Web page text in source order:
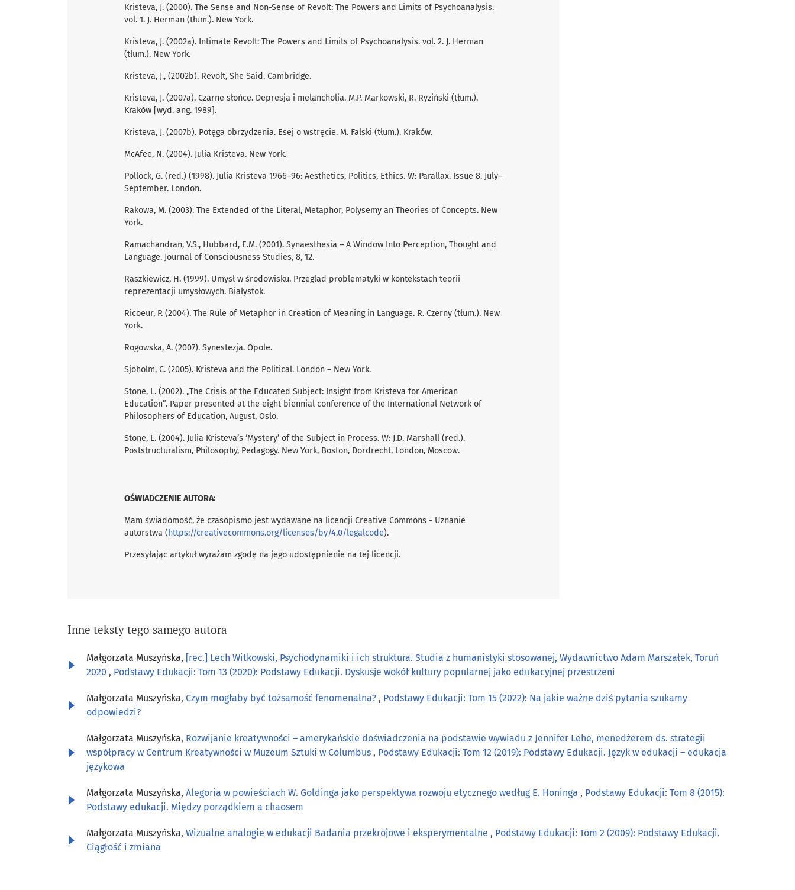
Kristeva, J. (2000). The Sense and Non-Sense of Revolt: The Powers and Limits of Psychoanalysis.
vol. 1. J. Herman (tłum.). New York.
Kristeva, J. (2002a). Intimate Revolt: The Powers and Limits of Psychoanalysis. vol. 2. J. Herman
(tłum.). New York.
Kristeva, J., (2002b). Revolt, She Said. Cambridge.
Kristeva, J. (2007a). Czarne słońce. Depresja i melancholia. M.P. Markowski, R. Ryziński (tłum.).
Kraków [wyd. ang. 1989].
Kristeva, J. (2007b). Potęga obrzydzenia. Esej o wstręcie. M. Falski (tłum.). Kraków.
McAfee, N. (2004). Julia Kristeva. New York.
Pollock, G. (red.) (1998). Julia Kristeva 1966–96: Aesthetics, Politics, Ethics. W: Parallax. Issue 8. July–
September. London.
Rakowa, M. (2003). The Extended of the Literal, Metaphor, Polysemy an Theories of Concepts. New
York.
Ramachandran, V.S., Hubbard, E.M. (2001). Synaesthesia – A Window Into Perception, Thought and
Language. Journal of Consciousness Studies, 8, 12.
Raszkiewicz, H. (1999). Umysł w środowisku. Przegląd problematyki w kontekstach teorii
reprezentacji umysłowych. Białystok.
Ricoeur, P. (2004). The Rule of Metaphor in Creation of Meaning in Language. R. Czerny (tłum.). New
York.
Rogowska, A. (2007). Synestezja. Opole.
Sjöholm, C. (2005). Kristeva and the Political. London – New York.
Stone, L. (2002). „The Crisis of the Educated Subject: Insight from Kristeva for American
Education”. Paper presented at the eight biennial conference of the International Network of
Philosophers of Education, August, Oslo.
Stone, L. (2004). Julia Kristeva’s ‘Mystery’ of the Subject in Process. W: J.D. Marshall (red.).
Poststructuralism, Philosophy, Pedagogy. New York, Boston, Dordrecht, London, Moscow.
OŚWIADCZENIE AUTORA:
Mam świadomość, że czasopismo jest wydawane na licencji Creative Commons - Uznanie
autorstwa (https://creativecommons.org/licenses/by/4.0/legalcode).
Przesyłając artykuł wyrażam zgodę na jego udostępnienie na tej licencji.
Inne teksty tego samego autora
Małgorzata Muszyńska, [rec.] Lech Witkowski, Psychodynamiki i ich struktura. Studia z humanistyki stosowanej, Wydawnictwo Adam Marszałek, Toruń
2020 , Podstawy Edukacji: Tom 13 (2020): Podstawy Edukacji. Dyskusje wokół kultury popularnej jako edukacyjnej przestrzeni
Małgorzata Muszyńska, Czym mogłaby być tożsamość fenomenalna? , Podstawy Edukacji: Tom 15 (2022): Na jakie ważne dziś pytania szukamy
odpowiedzi?
Małgorzata Muszyńska, Rozwijanie kreatywności – amerykańskie doświadczenia na podstawie wywiadu z Jennifer Lehe, menedżerem ds. strategii
współpracy w Centrum Kreatywności w Muzeum Sztuki w Columbus , Podstawy Edukacji: Tom 12 (2019): Podstawy Edukacji. Język w edukacji – edukacja
językowa
Małgorzata Muszyńska, Alegoria w powieściach W. Goldinga jako perspektywa rozwoju etycznego według E. Honinga , Podstawy Edukacji: Tom 8 (2015):
Podstawy edukacji. Między porządkiem a chaosem
Małgorzata Muszyńska, Wizualne analogie w edukacji Badania przekrojowe i eksperymentalne , Podstawy Edukacji: Tom 2 (2009): Podstawy Edukacji.
Ciągłość i zmiana